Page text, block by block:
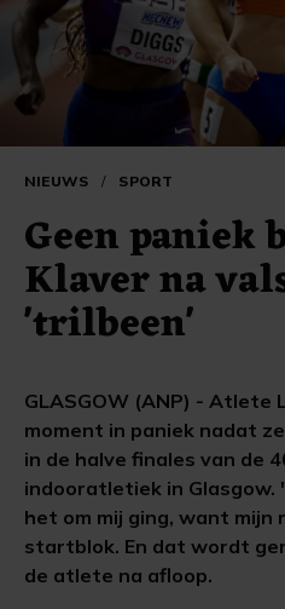
NIEUWS / SPORT
Geen paniek
Klaver na
'trilbeen'
GLASGOW (ANP) - Atlete
moment in paniek nadat
in de halve finales van de
indooratletiek in
het om mij ging, want
startblok. En dat wordt
de atlete na afloop.